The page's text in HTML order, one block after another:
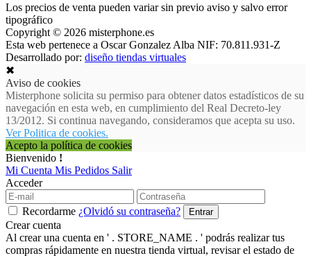
Los precios de venta pueden variar sin previo aviso y salvo error
tipográfico
Copyright © 2026 misterphone.es
Esta web pertenece a Oscar Gonzalez Alba NIF: 70.811.931-Z
Desarrollado por: diseño tiendas virtuales
✖
Aviso de cookies
Misterphone solicita su permiso para obtener datos estadísticos de su
navegación en esta web, en cumplimiento del Real Decreto-ley
13/2012. Si continua navegando, consideramos que acepta su uso.
Ver Politica de cookies.
Acepto la política de cookies
Bienvenido !
Mi Cuenta Mis Pedidos Salir
Acceder
Recordarme ¿Olvidó su contraseña?
Crear cuenta
Al crear una cuenta en ' . STORE_NAME . ' podrás realizar tus
compras rápidamente en nuestra tienda virtual, revisar el estado de